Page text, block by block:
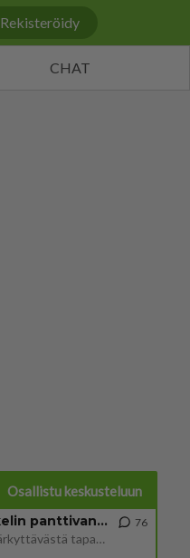
Rekisteröidy
CHAT
Osallistu keskusteluun
Muistatko Mikkelin panttivankidraaman?
Uusi draamasarja järkyttävästä tapauksesta on tulossa. Tositapahtumiin perustuva sarja ammentaa vuoden 1986 Mikkelin pan
76